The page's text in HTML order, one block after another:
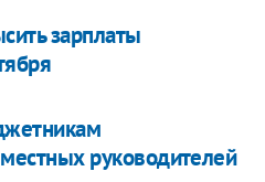
зарплаты
руководителей